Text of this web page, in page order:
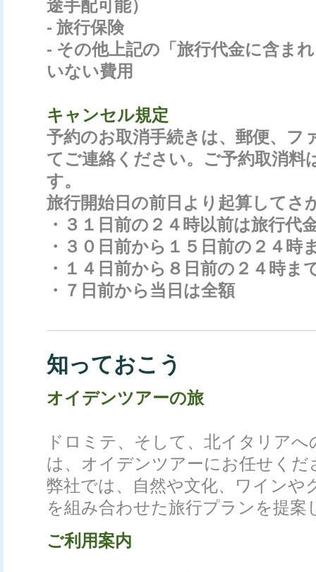
途手配可能）
- 旅行保険
- その他上記の「旅行代金に含ま
いない費用
キャンセル規定
予約のお取消手続きは、郵便、フ
てご連絡ください。ご予約取消料
す。
旅行開始日の前日より起算してさ
・３１日前の２４時以前は旅行代
・３０日前から１５日前の２４時
・１４日前から８日前の２４時ま
・７日前から当日は全額
知っておこう
オイデンツアーの旅
ドロミテ、そして、北イタリア
は、オイデンツアーにお任せくだ
弊社では、自然や文化、ワインや
を組み合わせた旅行プランを提案
ご利用案内